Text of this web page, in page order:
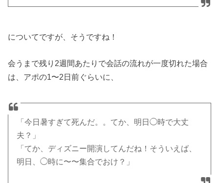
についてですが、そうですね！
会うまで残り2週間あたりで会話の流れが一度切れた場合
は、アポの1〜2日前ぐらいに、
「今日暑すぎて死んだ。。てか、明日◯時で大丈
夫？」
「てか、ディズニー開演してんだね！そういえば、
明日、◯時に〜〜集合でおけ？」